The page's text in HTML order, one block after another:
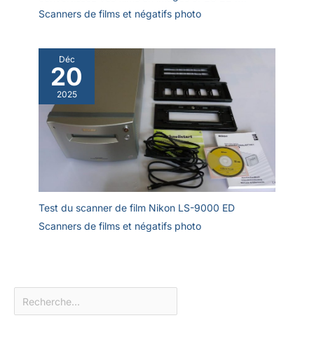
Scanners de films et négatifs photo
Déc
20
2025
Test du scanner de film Nikon LS-9000 ED
Scanners de films et négatifs photo